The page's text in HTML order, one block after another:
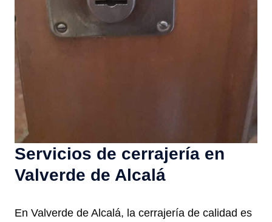
Servicios de cerrajería en
Valverde de Alcalá
En Valverde de Alcalá, la cerrajería de calidad es